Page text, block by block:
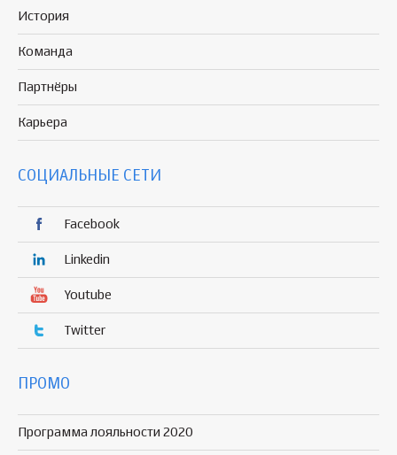
История
Команда
Партнёры
Карьера
СОЦИАЛЬНЫЕ СЕТИ
Facebook
Linkedin
Youtube
Twitter
ПРОМО
Программа лояльности 2020